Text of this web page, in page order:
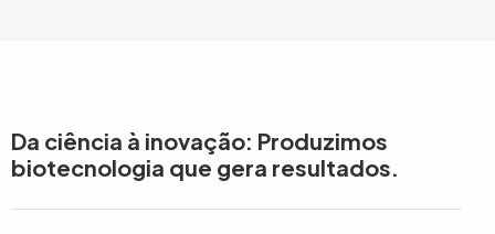
Da ciência à inovação: Produzimos
biotecnologia que gera resultados.